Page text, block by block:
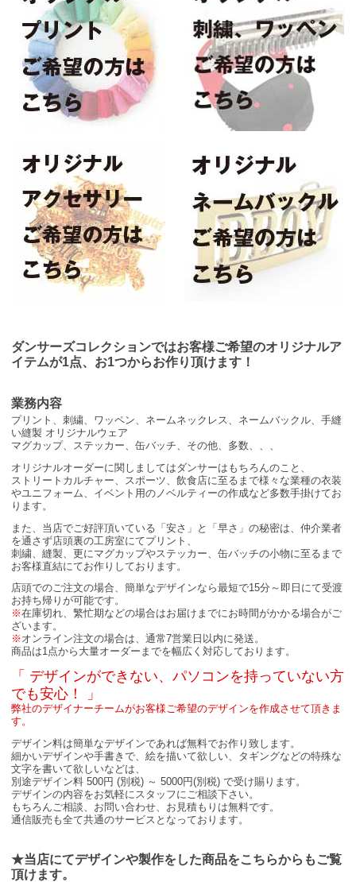
ダンサーズコレクションではお客様ご希望のオリジナルア
イテムが1点、お1つからお作り頂けます！
業務内容
プリント、刺繍、ワッペン、ネームネックレス、ネームバックル、手縫
い縫製 オリジナルウェア
マグカップ、ステッカー、缶バッチ、その他、多数、、、
オリジナルオーダーに関しましてはダンサーはもちろんのこと、
ストリートカルチャー、スポーツ、飲食店に至るまで様々な業種の衣装
やユニフォーム、イベント用のノベルティーの作成など多数手掛けてお
ります。
また、当店でご好評頂いている「安さ」と「早さ」の秘密は、仲介業者
を通さず店頭裏の工房室にてプリント、
刺繍、縫製、更にマグカップやステッカー、缶バッチの小物に至るまで
お客様直結にてお作りしております。
店頭でのご注文の場合、簡単なデザインなら最短で15分～即日にて受渡
お持ち帰りが可能です。
※在庫切れ、繁忙期などの場合はお届けまでにお時間がかかる場合がご
ざいます。
※ オンライン注文の場合は、通常7営業日以内に発送。
商品は1点から大量オーダーまでを幅広く対応しております。
「 デザインができない、パソコンを持っていない方
でも安心！ 」
弊社のデザイナーチームがお客様ご希望のデザインを作成させて頂きま
す。
デザイン料は簡単なデザインであれば無料でお作り致します。
細かいデザインや手書きで、絵を描いて欲しい、タギングなどの特殊な
文字を書いて欲しいなどは、
別途デザイン料 500円 (別税) ～ 5000円(別税) で受け賜ります。
デザインの内容をお気軽にスタッフにご相談下さい。
もちろんご相談、お問い合わせ、お見積もりは無料です。
通信販売も全て共通のサービスとなっております。
★当店にてデザインや製作をした商品をこちらからもご覧
頂けます。